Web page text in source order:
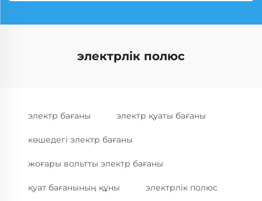
электрлік полюс
электр бағаны электр қуаты бағаны
көшедегі электр бағаны
жоғары вольтты электр бағаны
қуат бағанының құны электрлік полюс